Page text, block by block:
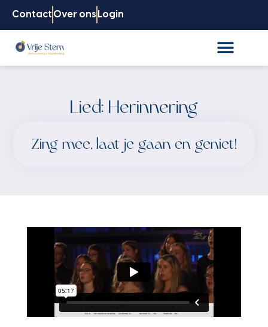
Contact Over ons Login
Lied: Herinnering
Zing mee, laat je gaan en geniet!